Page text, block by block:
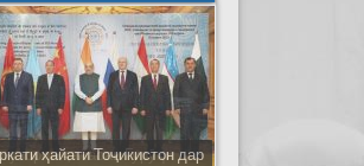
ҳайати Тоҷикистон дар